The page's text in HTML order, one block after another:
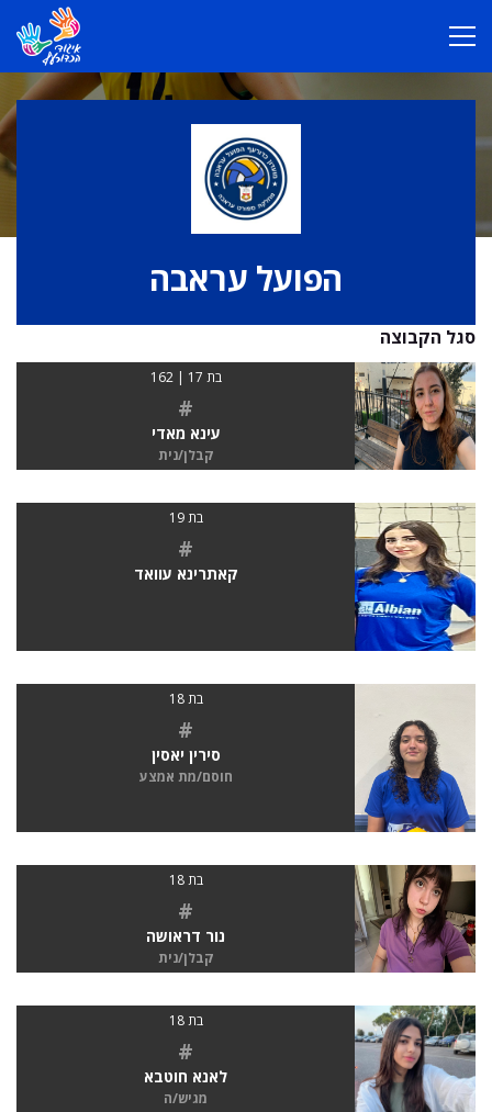
הפועל עראבה
סגל הקבוצה
בת 17 | 162
#
עינא מאדי
קבלן/נית
בת 19
#
קאתרינא עוואד
בת 18
#
סירין יאסין
חוסם/מת אמצע
בת 18
#
נור דראושה
קבלן/נית
בת 18
#
לאנא חוטבא
מגיש/ה